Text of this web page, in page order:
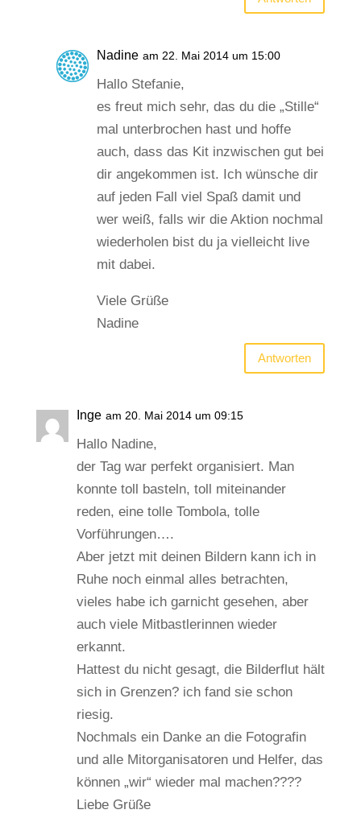
Nadine am 22. Mai 2014 um 15:00
Hallo Stefanie,
es freut mich sehr, das du die „Stille“
mal unterbrochen hast und hoffe
auch, dass das Kit inzwischen gut bei
dir angekommen ist. Ich wünsche dir
auf jeden Fall viel Spaß damit und
wer weiß, falls wir die Aktion nochmal
wiederholen bist du ja vielleicht live
mit dabei.
Viele Grüße
Nadine
Antworten
Inge am 20. Mai 2014 um 09:15
Hallo Nadine,
der Tag war perfekt organisiert. Man
konnte toll basteln, toll miteinander
reden, eine tolle Tombola, tolle
Vorführungen….
Aber jetzt mit deinen Bildern kann ich in
Ruhe noch einmal alles betrachten,
vieles habe ich garnicht gesehen, aber
auch viele Mitbastlerinnen wieder
erkannt.
Hattest du nicht gesagt, die Bilderflut hält
sich in Grenzen? ich fand sie schon
riesig.
Nochmals ein Danke an die Fotografin
und alle Mitorganisatoren und Helfer, das
können „wir“ wieder mal machen????
Liebe Grüße